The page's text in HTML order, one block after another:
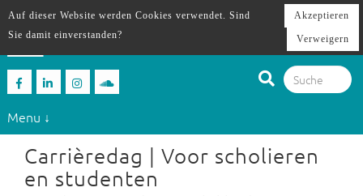
Menu ↓
Carrièredag | Voor scholieren
en studenten
Auf dieser Website werden Cookies verwendet. Sind
Sie damit einverstanden?
Akzeptieren
Verweigern